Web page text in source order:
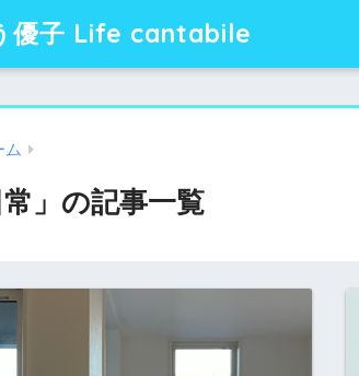
優子 Life cantabile
ム
常」の記事一覧